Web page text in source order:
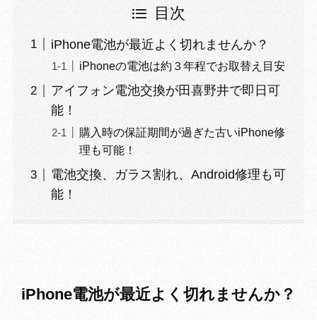
目次
iPhone電池が最近よく切れませんか？
iPhoneの電池は約３年程でお取替え目安
アイフォン電池交換が田喜野井で即日可
能！
購入時の保証期間が過ぎた古いiPhone修
理も可能！
電池交換、ガラス割れ、Android修理も可
能！
iPhone電池が最近よく切れませんか？